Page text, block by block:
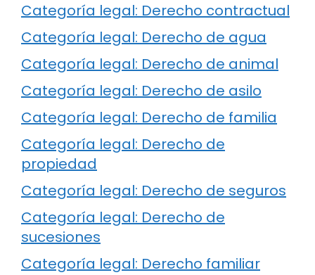
Categoría legal: Derecho contractual
Categoría legal: Derecho de agua
Categoría legal: Derecho de animal
Categoría legal: Derecho de asilo
Categoría legal: Derecho de familia
Categoría legal: Derecho de
propiedad
Categoría legal: Derecho de seguros
Categoría legal: Derecho de
sucesiones
Categoría legal: Derecho familiar